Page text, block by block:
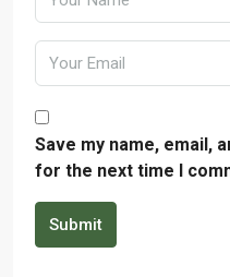
Save my name, email,
for the next time I
Submit